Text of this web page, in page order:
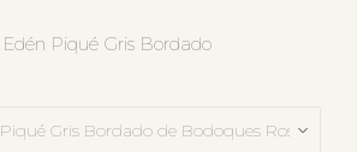
Piqué Gris Bordado